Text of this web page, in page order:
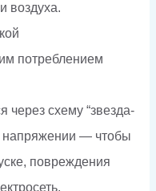
воздуха.
потреблением
через схему “звезда-
напряжении — чтобы
повреждения